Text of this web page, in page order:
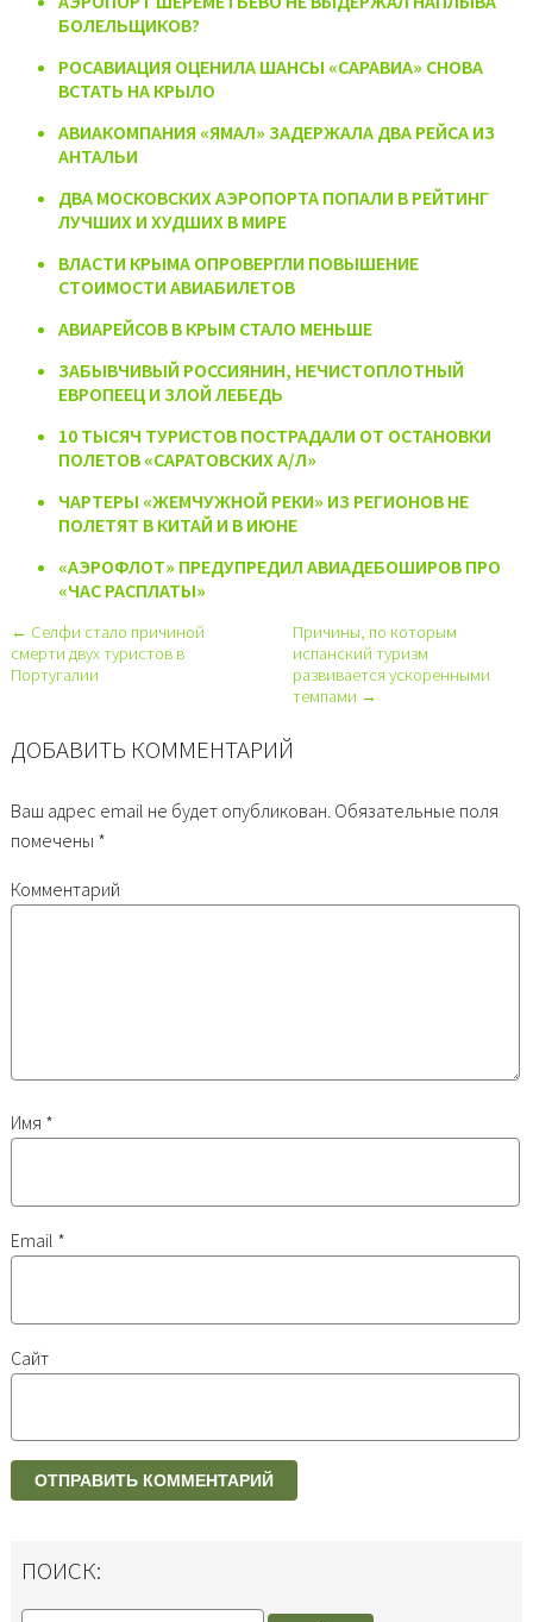
БОЛЕЛЬЩИКОВ?
РОСАВИАЦИЯ ОЦЕНИЛА ШАНСЫ «САРАВИА» СНОВА
ВСТАТЬ НА КРЫЛО
АВИАКОМПАНИЯ «ЯМАЛ» ЗАДЕРЖАЛА ДВА РЕЙСА ИЗ
АНТАЛЬИ
ДВА МОСКОВСКИХ АЭРОПОРТА ПОПАЛИ В РЕЙТИНГ
ЛУЧШИХ И ХУДШИХ В МИРЕ
ВЛАСТИ КРЫМА ОПРОВЕРГЛИ ПОВЫШЕНИЕ
СТОИМОСТИ АВИАБИЛЕТОВ
АВИАРЕЙСОВ В КРЫМ СТАЛО МЕНЬШЕ
ЗАБЫВЧИВЫЙ РОССИЯНИН, НЕЧИСТОПЛОТНЫЙ
ЕВРОПЕЕЦ И ЗЛОЙ ЛЕБЕДЬ
10 ТЫСЯЧ ТУРИСТОВ ПОСТРАДАЛИ ОТ ОСТАНОВКИ
ПОЛЕТОВ «САРАТОВСКИХ А/Л»
ЧАРТЕРЫ «ЖЕМЧУЖНОЙ РЕКИ» ИЗ РЕГИОНОВ НЕ
ПОЛЕТЯТ В КИТАЙ И В ИЮНЕ
«АЭРОФЛОТ» ПРЕДУПРЕДИЛ АВИАДЕБОШИРОВ ПРО
«ЧАС РАСПЛАТЫ»
← Селфи стало причиной
смерти двух туристов в
Португалии
Причины, по которым
испанский туризм
развивается ускоренными
темпами →
ДОБАВИТЬ КОММЕНТАРИЙ
Ваш адрес email не будет опубликован. Обязательные поля
помечены *
Комментарий
Имя *
Email *
Сайт
ПОИСК: